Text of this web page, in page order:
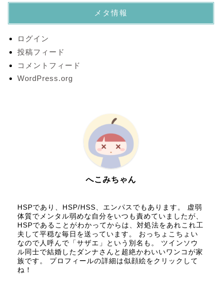
メタ情報
ログイン
投稿フィード
コメントフィード
WordPress.org
へこみちゃん
HSPであり、HSP/HSS、エンパスでもあります。 虚弱
体質でメンタル弱めな自分をいつも責めていましたが、
HSPであることがわかってからは、対処法をあれこれ工
夫して平穏な毎日を送っています。 おっちょこちょい
なので人呼んで「サザエ」という別名も。 ツインソウ
ル同士で結婚したダンナさんと超絶かわいいワンコが家
族です。 プロフィールの詳細は似顔絵をクリックして
ね！